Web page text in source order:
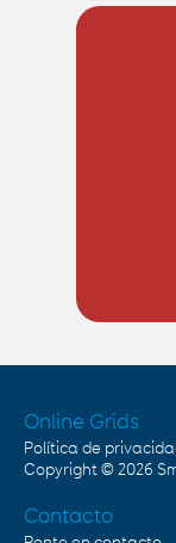
Online Grids
Política de
Copyright © 2026
Contacto